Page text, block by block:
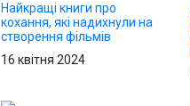
Найкращі книги про
кохання, які надихнули на
створення фільмів
16 квітня 2024